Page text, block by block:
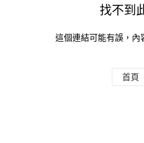
找不到
這個連結可能有誤，內
首頁